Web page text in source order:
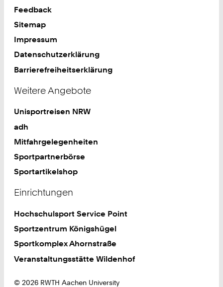
Feedback
Sitemap
Impressum
Datenschutzerklärung
Barrierefreiheitserklärung
Weitere Angebote
Unisportreisen NRW
adh
Mitfahrgelegenheiten
Sportpartnerbörse
Sportartikelshop
Einrichtungen
Hochschulsport Service Point
Sportzentrum Königshügel
Sportkomplex Ahornstraße
Veranstaltungsstätte Wildenhof
© 2026 RWTH Aachen University